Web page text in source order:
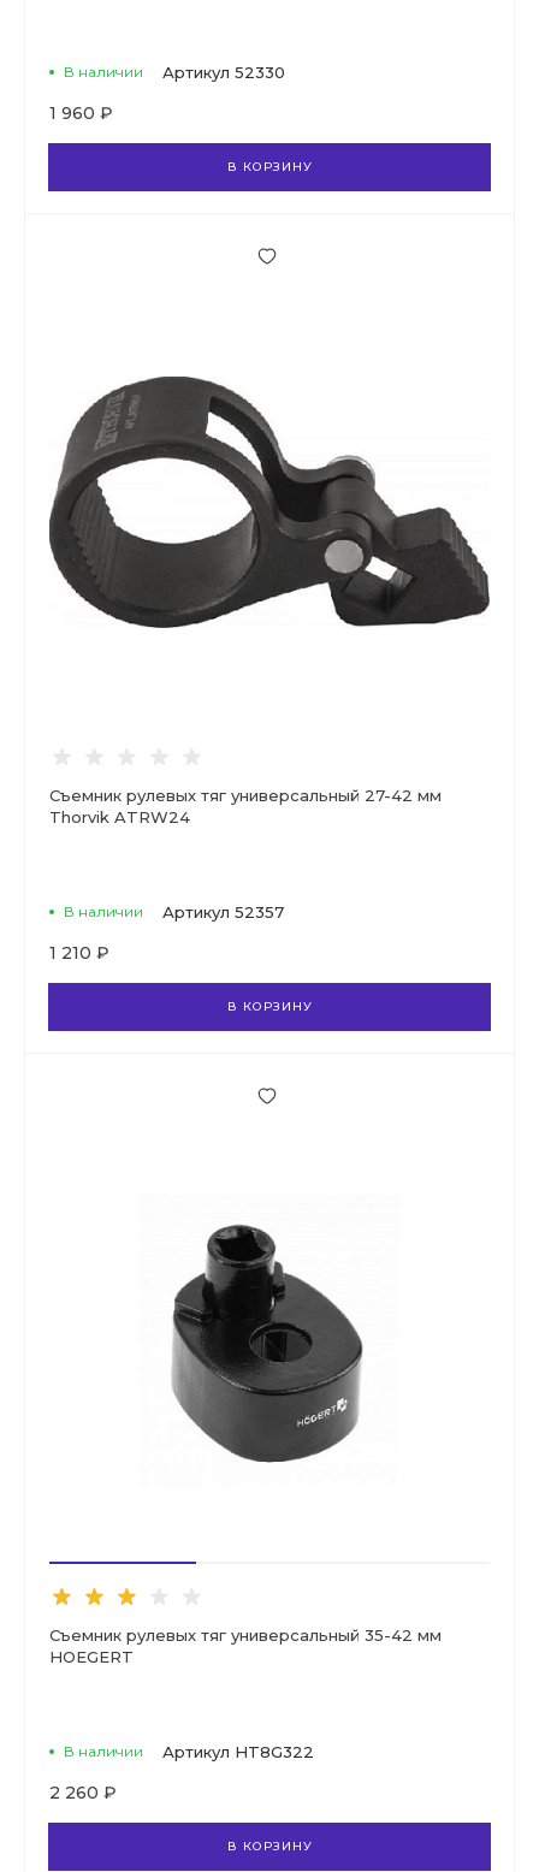
В наличии Артикул 52330
1 960 ₽
В КОРЗИНУ
Съемник рулевых тяг универсальный 27-42 мм
Thorvik ATRW24
В наличии Артикул 52357
1 210 ₽
В КОРЗИНУ
Съемник рулевых тяг универсальный 35-42 мм
HOEGERT
В наличии Артикул HT8G322
2 260 ₽
В КОРЗИНУ